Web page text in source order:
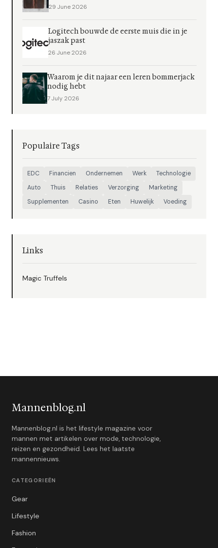
29 June 2026
Logitech bouwde de eerste muis die in je
jaszak past
26 June 2026
Waarom je dit najaar een leren bommerjack
nodig hebt
7 July 2026
Populaire Tags
EDC Financien Ondernemen Werk
Technologie
Auto
Thuis Relaties Verzorging
Marketing
Supplementen
Casino Eten Huwelijk Voeding
Links
Magic Truffels
Mannenblog.nl
Mannenblog.nl is het lifestyle magazine voor
mannen met artikelen over mode, technologie,
reizen en gezondheid. Lees het laatste
mannennieuws.
CATEGORIEËN
Gear
Lifestyle
Fashion